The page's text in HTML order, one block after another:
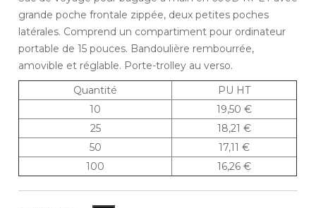
grande poche frontale zippée, deux petites poches
latérales. Comprend un compartiment pour ordinateur
portable de 15 pouces. Bandoulière rembourrée,
amovible et réglable. Porte-trolley au verso.
Quantité
PU HT
10
19,50 €
25
18,21 €
50
17,11 €
100
16,26 €